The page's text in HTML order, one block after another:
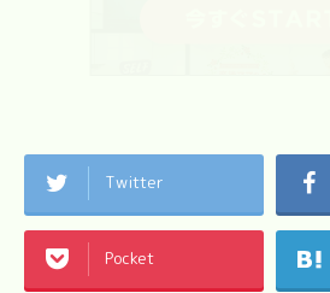
Twitter
Pocket